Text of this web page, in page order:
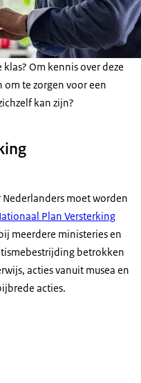
Om kennis over deze
te zorgen voor een
kan zijn?
moet worden
Plan Versterking
meerdere ministeries en
betrokken
acties vanuit musea en
acties.